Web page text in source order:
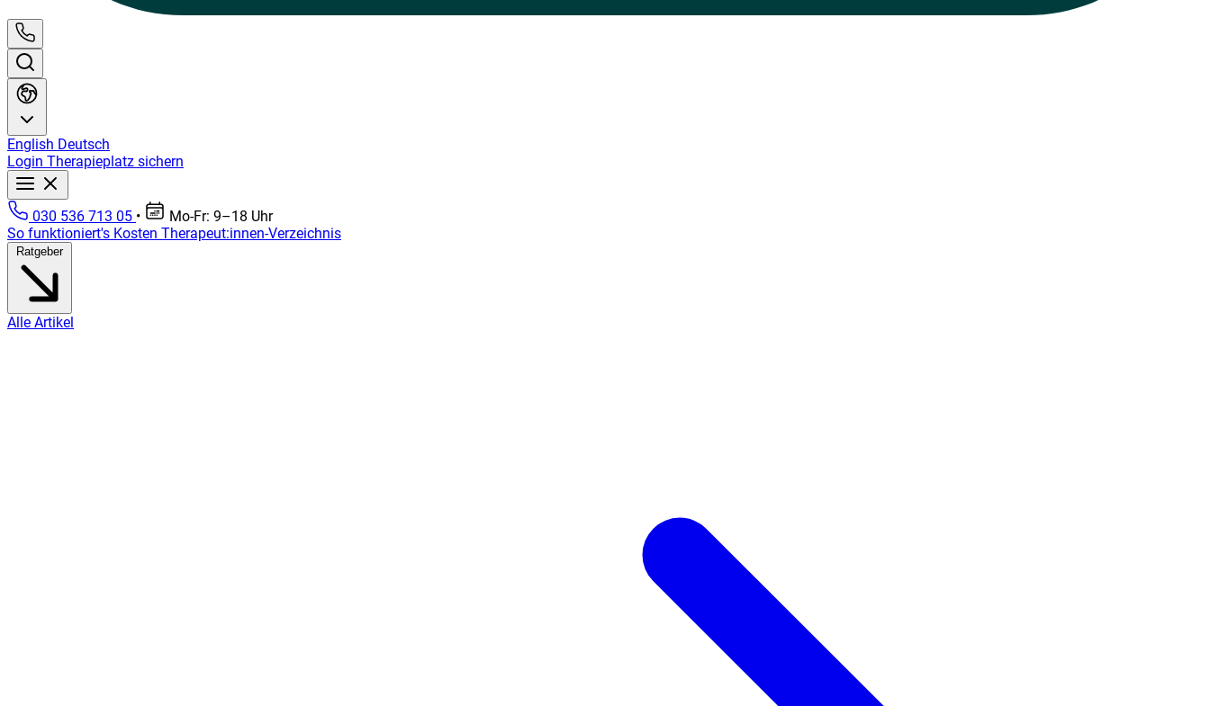
English Deutsch
Login Therapieplatz sichern
030 536 713 05 •
Mo-Fr: 9–18 Uhr
So funktioniert's Kosten Therapeut:innen-Verzeichnis
Ratgeber
Alle Artikel